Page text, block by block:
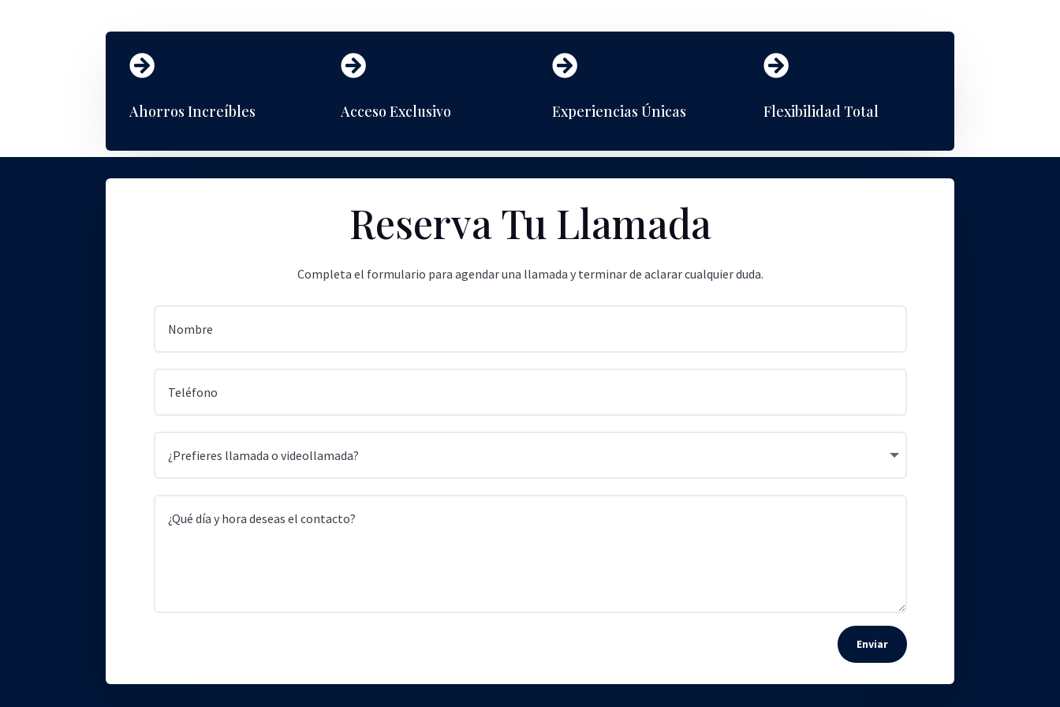

Ahorros Increíbles

Acceso Exclusivo

Experiencias Únicas

Flexibilidad Total
Reserva Tu Llamada
Completa el formulario para agendar una llamada y terminar de aclarar cualquier duda.
Enviar